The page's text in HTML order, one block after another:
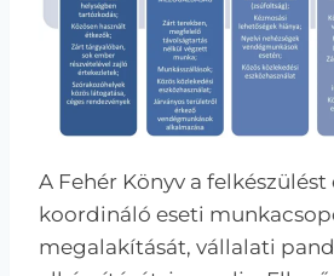
A Fehér Könyv a felkészülést
koordináló eseti
megalakítását, vállalati